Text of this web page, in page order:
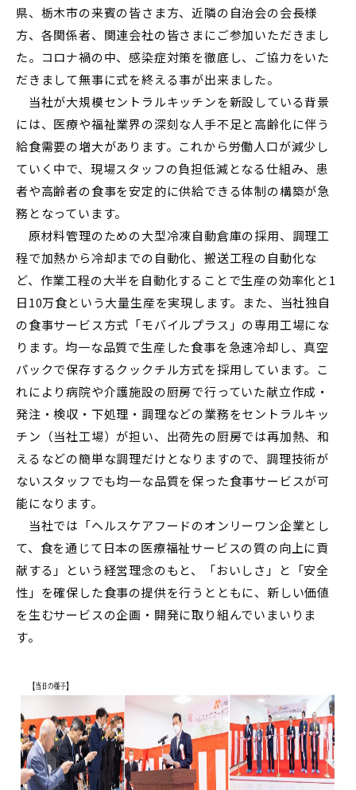
県、栃木市の来賓の皆さま方、近隣の自治会の会長様
方、各関係者、関連会社の皆さまにご参加いただきまし
た。コロナ禍の中、感染症対策を徹底し、ご協力をいた
だきまして無事に式を終える事が出来ました。
当社が大規模セントラルキッチンを新設している背景
には、医療や福祉業界の深刻な人手不足と高齢化に伴う
給食需要の増大があります。これから労働人口が減少し
ていく中で、現場スタッフの負担低減となる仕組み、患
者や高齢者の食事を安定的に供給できる体制の構築が急
務となっています。
原材料管理のための大型冷凍自動倉庫の採用、調理工
程で加熱から冷却までの自動化、搬送工程の自動化な
ど、作業工程の大半を自動化することで生産の効率化と1
日10万食という大量生産を実現します。また、当社独自
の食事サービス方式「モバイルプラス」の専用工場にな
ります。均一な品質で生産した食事を急速冷却し、真空
パックで保存するクックチル方式を採用しています。こ
れにより病院や介護施設の厨房で行っていた献立作成・
発注・検収・下処理・調理などの業務をセントラルキッ
チン（当社工場）が担い、出荷先の厨房では再加熱、和
えるなどの簡単な調理だけとなりますので、調理技術が
ないスタッフでも均一な品質を保った食事サービスが可
能になります。
当社では「ヘルスケアフードのオンリーワン企業とし
て、食を通じて日本の医療福祉サービスの質の向上に貢
献する」という経営理念のもと、「おいしさ」と「安全
性」を確保した食事の提供を行うとともに、新しい価値
を生むサービスの企画・開発に取り組んでいまいりま
す。